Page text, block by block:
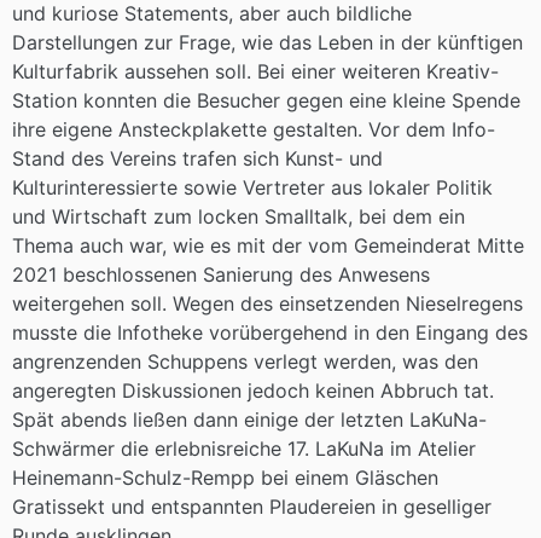
und kuriose Statements, aber auch bildliche
Darstellungen zur Frage, wie das Leben in der künftigen
Kulturfabrik aussehen soll. Bei einer weiteren Kreativ-
Station konnten die Besucher gegen eine kleine Spende
ihre eigene Ansteckplakette gestalten. Vor dem Info-
Stand des Vereins trafen sich Kunst- und
Kulturinteressierte sowie Vertreter aus lokaler Politik
und Wirtschaft zum locken Smalltalk, bei dem ein
Thema auch war, wie es mit der vom Gemeinderat Mitte
2021 beschlossenen Sanierung des Anwesens
weitergehen soll. Wegen des einsetzenden Nieselregens
musste die Infotheke vorübergehend in den Eingang des
angrenzenden Schuppens verlegt werden, was den
angeregten Diskussionen jedoch keinen Abbruch tat.
Spät abends ließen dann einige der letzten LaKuNa-
Schwärmer die erlebnisreiche 17. LaKuNa im Atelier
Heinemann-Schulz-Rempp bei einem Gläschen
Gratissekt und entspannten Plaudereien in geselliger